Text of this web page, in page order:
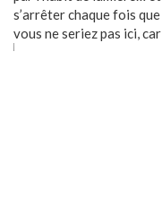
s’arrêter chaque fois
vous ne seriez pas ici,